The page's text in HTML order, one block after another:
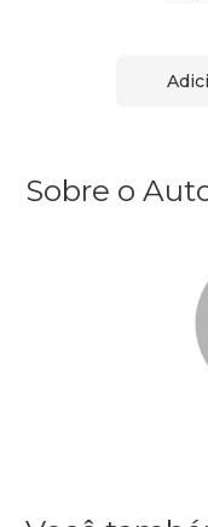
Sobre o